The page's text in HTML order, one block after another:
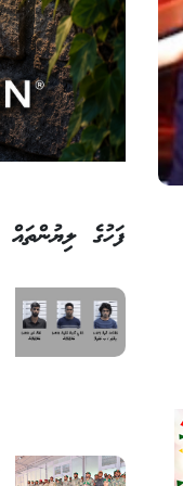
ފަހުގެ ލިޔުންތައް